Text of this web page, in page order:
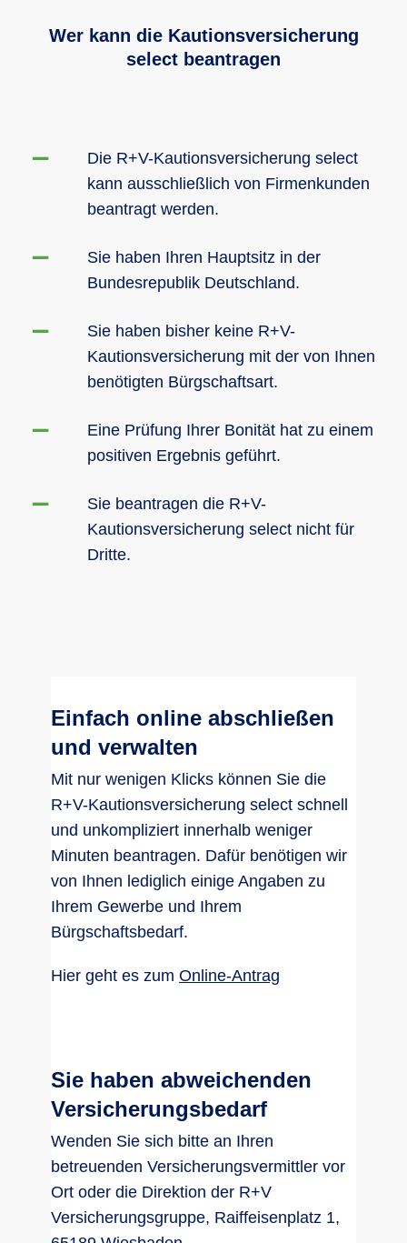
Wer kann die Kautionsversicherung
select beantragen
Die R+V-Kautionsversicherung select
kann ausschließlich von Firmenkunden
beantragt werden.
Sie haben Ihren Hauptsitz in der
Bundesrepublik Deutschland.
Sie haben bisher keine R+V-
Kautionsversicherung mit der von Ihnen
benötigten Bürgschaftsart.
Eine Prüfung Ihrer Bonität hat zu einem
positiven Ergebnis geführt.
Sie beantragen die R+V-
Kautionsversicherung select nicht für
Dritte.
Einfach online abschließen
und verwalten
Mit nur wenigen Klicks können Sie die
R+V-Kautionsversicherung select schnell
und unkompliziert innerhalb weniger
Minuten beantragen. Dafür benötigen wir
von Ihnen lediglich einige Angaben zu
Ihrem Gewerbe und Ihrem
Bürgschaftsbedarf.
Hier geht es zum Online-Antrag
Sie haben abweichenden
Versicherungsbedarf
Wenden Sie sich bitte an Ihren
betreuenden Versicherungsvermittler vor
Ort oder die Direktion der R+V
Versicherungsgruppe, Raiffeisenplatz 1,